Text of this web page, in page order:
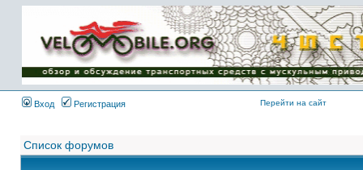
Имя пользователя:
Пароль:
{ LOG_ME_IN_SHORT
}
Вход
Регистрация Перейти на сайт
Список форумов